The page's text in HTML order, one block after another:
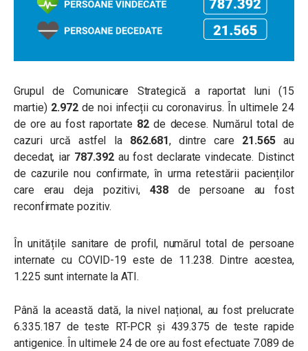
Grupul de Comunicare Strategică a raportat luni (15
martie)2.972de noi infecții cu coronavirus. În ultimele 24
de ore au fost raportate82 de decese. Numărul total de
cazuri urcă astfel la862.681, dintre care 21.565au
decedat, iar 787.392 au fost declarate vindecate. Distinct
de cazurile nou confirmate, în urma retestării pacienților
care erau deja pozitivi, 438de persoane au fost
reconfirmate pozitiv.
În unitățile sanitare de profil, numărul total de persoane
internate cu COVID-19 este de 11.238. Dintre acestea,
1.225 sunt internate la ATI.
Până la această dată, la nivel național, au fost prelucrate
6.335.187 de teste RT-PCR și 439.375 de teste rapide
antigenice. În ultimele 24 de ore au fost efectuate 7.089 de